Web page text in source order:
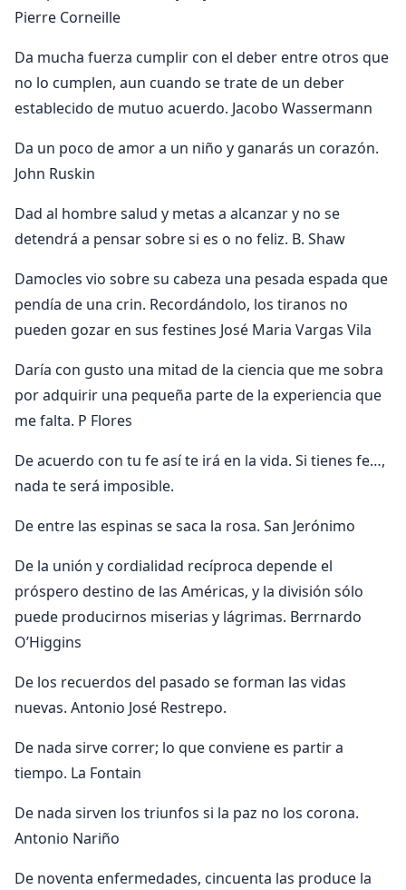
Pierre Corneille
Da mucha fuerza cumplir con el deber entre otros que
no lo cumplen, aun cuando se trate de un deber
establecido de mutuo acuerdo. Jacobo Wassermann
Da un poco de amor a un niño y ganarás un corazón.
John Ruskin
Dad al hombre salud y metas a alcanzar y no se
detendrá a pensar sobre si es o no feliz. B. Shaw
Damocles vio sobre su cabeza una pesada espada que
pendía de una crin. Recordándolo, los tiranos no
pueden gozar en sus festines José Maria Vargas Vila
Daría con gusto una mitad de la ciencia que me sobra
por adquirir una pequeña parte de la experiencia que
me falta. P Flores
De acuerdo con tu fe así te irá en la vida. Si tienes fe…,
nada te será imposible.
De entre las espinas se saca la rosa. San Jerónimo
De la unión y cordialidad recíproca depende el
próspero destino de las Américas, y la división sólo
puede producirnos miserias y lágrimas. Berrnardo
O’Higgins
De los recuerdos del pasado se forman las vidas
nuevas. Antonio José Restrepo.
De nada sirve correr; lo que conviene es partir a
tiempo. La Fontain
De nada sirven los triunfos si la paz no los corona.
Antonio Nariño
De noventa enfermedades, cincuenta las produce la